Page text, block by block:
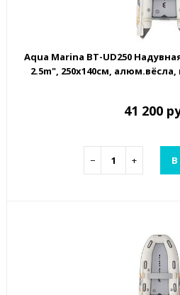
Aqua Marina BT-UD250
2.5m", 250х140см, алюм.вёсла,
41 200
− +